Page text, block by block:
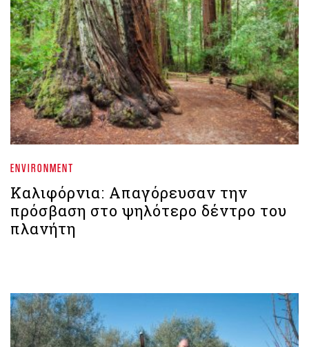
ENVIRONMENT
Καλιφόρνια: Απαγόρευσαν την
πρόσβαση στο ψηλότερο δέντρο του
πλανήτη